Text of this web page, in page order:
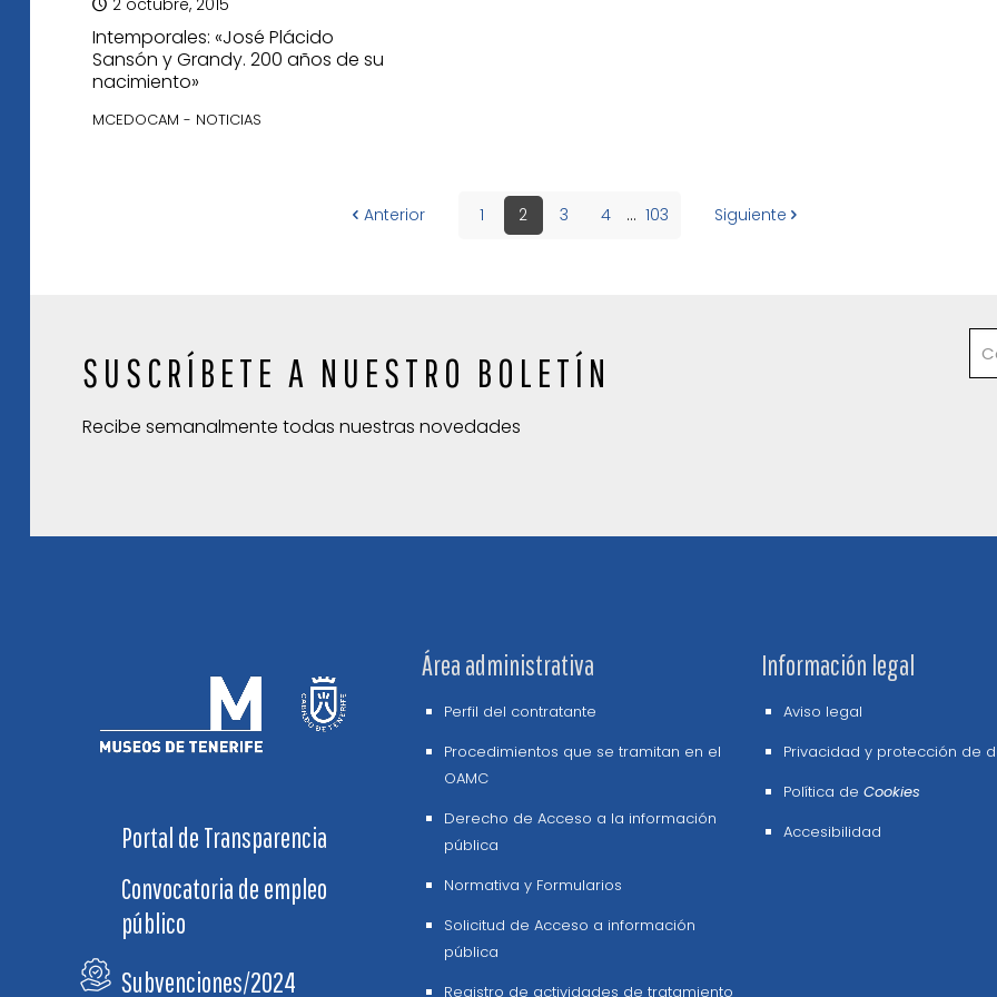
Intemporales: «José Plácido
Sansón y Grandy. 200 años de su
nacimiento»
MCEDOCAM - NOTICIAS
Anterior 1 2 3 4 ... 103 Siguiente
SUSCRÍBETE A NUESTRO BOLETÍN
Recibe semanalmente todas nuestras novedades
Portal de Transparencia
Convocatoria de empleo
público
Subvenciones/2024
Área administrativa
Perfil del contratante
Procedimientos que se tramitan en el
OAMC
Derecho de Acceso a la información
pública
Normativa y Formularios
Solicitud de Acceso a información
pública
Registro de actividades de tratamiento
Información legal
Aviso legal
Privacidad y protección de
Política de Cookies
Accesibilidad